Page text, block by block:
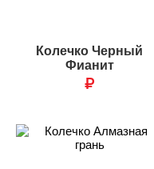
Колечко Черный
Фианит
₽